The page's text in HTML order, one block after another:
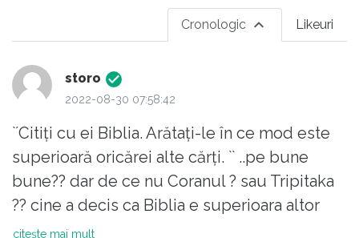
Likeuri
Cronologic
storo
2022-08-30 07:58:42
`´Citiți cu ei Biblia. Arătați-le în ce mod este
superioară oricărei alte cărți. `` ..pe bune
bune?? dar de ce nu Coranul ? sau Tripitaka
?? cine a decis ca Biblia e superioara altor
scrieri ???? Teodosie ?? Marele Alb?
citește mai mult